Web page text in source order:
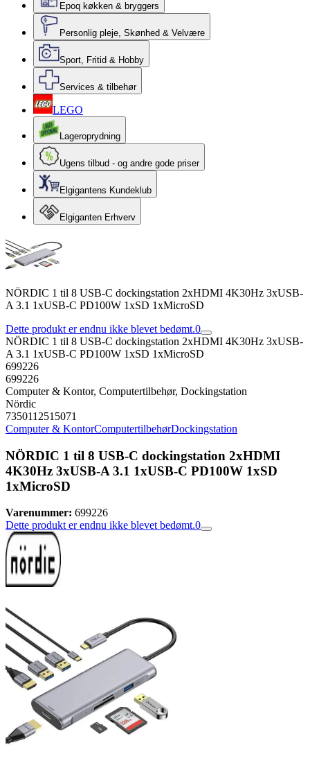
Epoq køkken & bryggers
Personlig pleje, Skønhed & Velvære
Sport, Fritid & Hobby
Services & tilbehør
LEGO
Lageroprydning
Ugens tilbud - og andre gode priser
Elgigantens Kundeklub
Elgiganten Erhverv
NÖRDIC 1 til 8 USB-C dockingstation 2xHDMI 4K30Hz 3xUSB-
A 3.1 1xUSB-C PD100W 1xSD 1xMicroSD
Dette produkt er endnu ikke blevet bedømt.0
NÖRDIC 1 til 8 USB-C dockingstation 2xHDMI 4K30Hz 3xUSB-
A 3.1 1xUSB-C PD100W 1xSD 1xMicroSD
699226
699226
Computer & Kontor, Computertilbehør, Dockingstation
Nördic
7350112515071
Computer & KontorComputertilbehørDockingstation
NÖRDIC 1 til 8 USB-C dockingstation 2xHDMI
4K30Hz 3xUSB-A 3.1 1xUSB-C PD100W 1xSD
1xMicroSD
Varenummer: 699226
Dette produkt er endnu ikke blevet bedømt.0